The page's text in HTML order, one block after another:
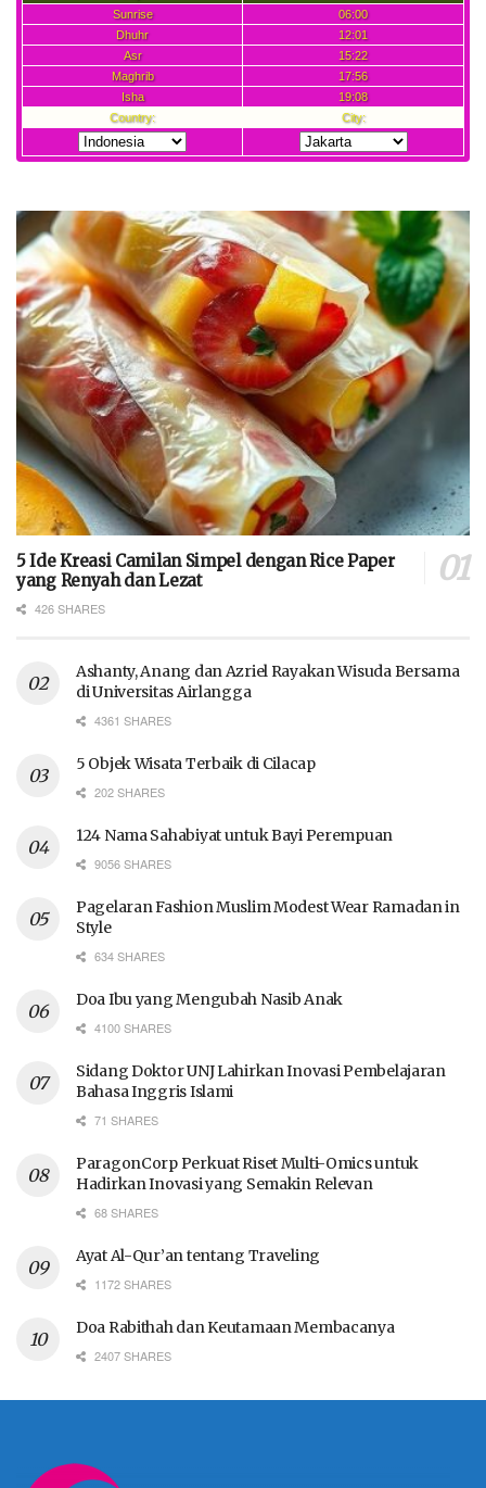
5 Ide Kreasi Camilan Simpel dengan Rice Paper
yang Renyah dan Lezat
426 SHARES
Ashanty, Anang dan Azriel Rayakan Wisuda Bersama
di Universitas Airlangga
4361 SHARES
5 Objek Wisata Terbaik di Cilacap
202 SHARES
124 Nama Sahabiyat untuk Bayi Perempuan
9056 SHARES
Pagelaran Fashion Muslim Modest Wear Ramadan in
Style
634 SHARES
Doa Ibu yang Mengubah Nasib Anak
4100 SHARES
Sidang Doktor UNJ Lahirkan Inovasi Pembelajaran
Bahasa Inggris Islami
71 SHARES
ParagonCorp Perkuat Riset Multi-Omics untuk
Hadirkan Inovasi yang Semakin Relevan
68 SHARES
Ayat Al-Qur’an tentang Traveling
1172 SHARES
Doa Rabithah dan Keutamaan Membacanya
2407 SHARES